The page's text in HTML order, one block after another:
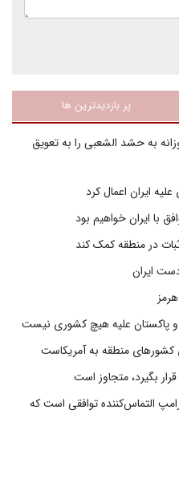
پر بازدیدترین ها
به حشد الشعبی را به تعویق
ایران اعمال کرد
با ایران خواهیم بود
در منطقه کمک کند
و پاکستان علیه هیچ کشوری نیست
کشورهای منطقه به آمریکاست
بگیرد، متجاوز است
التماس‌کننده توافقی است که